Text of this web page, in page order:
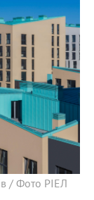
/ Фото РІЕЛ